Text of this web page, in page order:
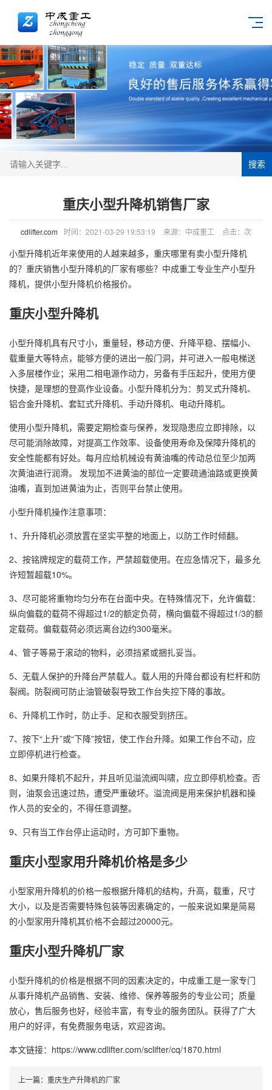
搜索
重庆小型升降机销售厂家
cdlifter.com 时间：2021-03-29 19:53:19 来源：中成重工 点击： 次
小型升降机近年来使用的人越来越多，重庆哪里有卖小型升降机
的？重庆销售小型升降机的厂家有哪些？中成重工专业生产小型升
降机，提供小型升降机价格报价。
重庆小型升降机
小型升降机具有尺寸小，重量轻，移动方便、升降平稳、摆幅小、
载重量大等特点，能够方便的进出一般门洞，并可进入一般电梯送
入多层楼作业；采用二相电源作动力，另备有手压起升，使用方便
快捷，是理想的登高作业设备。小型升降机分为：剪叉式升降机、
铝合金升降机、套缸式升降机、手动升降机、电动升降机。
使用小型升降机，需要定期检查与保养，发现隐患应立即排除，以
尽可能消除故障，对提高工作效率、设备使用寿命及保障升降机的
安全性能都有好处。每月应给机械设有黄油嘴的传动总位至少加两
次黄油进行润滑。 发现加不进黄油的部位一定要疏通油路或更换黄
油嘴，直到加进黄油为止，否则平台禁止使用。
小型升降机操作注意事项：
1、升升降机必须放置在坚实平整的地面上，以防工作时倾翻。
2、按铭牌规定的载荷工作，严禁超载使用。在应急情况下，最多允
许短暂超载10%。
3、尽可能将重物均匀分布在台面中央。在特殊情况下，允许偏载：
纵向偏载的载荷不得超过1/2的额定负荷，横向偏载不得超过1/3的额
定载荷。偏载载荷必须远离台边约300毫米。
4、管子等易于滚动的物料，必须挡紧或捆扎妥当。
5、无载人保护的升降台严禁载人。载人用的升降台都设有栏杆和防
裂阀。防裂阀可防止油管破裂导致工作台失控下降的事故。
6、升降机工作时，防止手、足和衣服受到挤压。
7、按下“上升”或“下降”按钮，使工作台升降。如果工作台不动，应
立即停机进行检查。
8、如果升降机不起升，并且听见溢流阀叫啸，应立即停机检查。否
则，油泵会迅速过热，遭受严重破坏。溢流阀是用来保护机器和操
作人员的安全的，不得任意调整。
9、只有当工作台停止运动时，方可卸下重物。
重庆小型家用升降机价格是多少
小型家用升降机的价格一般根据升降机的结构，升高，载重，尺寸
大小，以及是否需要特殊包装等因素确定的，一般来说如果是简易
的小型家用升降机其价格不会超过20000元。
重庆小型升降机厂家
小型升降机的价格是根据不同的因素决定的，中成重工是一家专门
从事升降机产品销售、安装、维修、保养等服务的专业公司；质量
放心，售后服务也好，经验丰富，有专业的服务团队。获得了广大
用户的好评，有免费服务电话，欢迎咨询。
本文链接：https://www.cdlifter.com/sclifter/cq/1870.html
上一篇： 重庆生产升降机的厂家